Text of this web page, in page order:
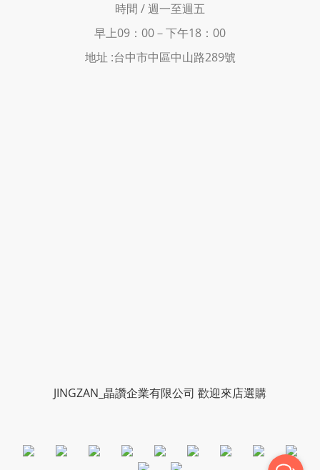
時間 /週一至週五
早上09：00－下午18：00
地址 :台中市中區中山路289號
JINGZAN_晶讚企業有限公司 歡迎來店選購